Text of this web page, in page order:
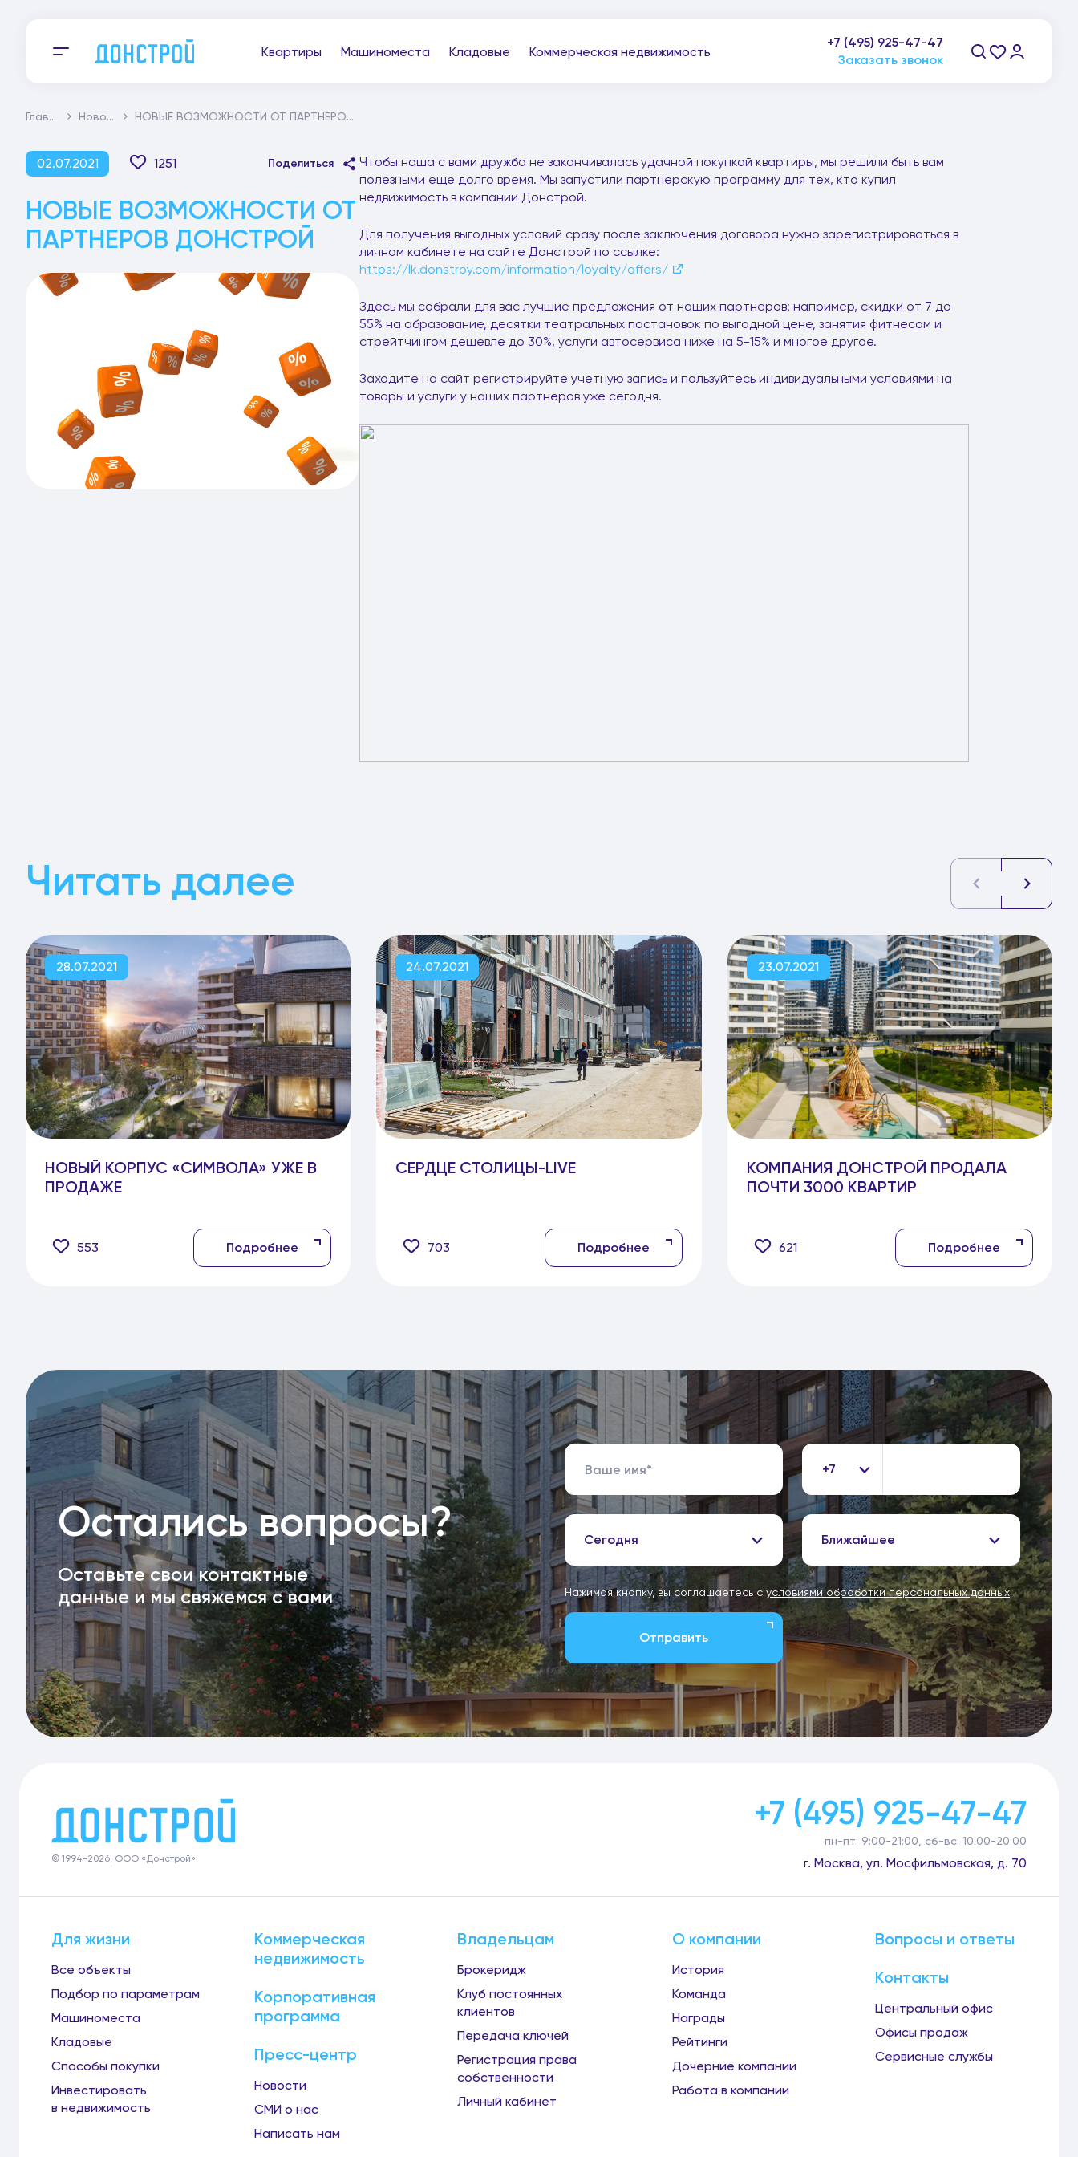
Квартиры Машиноместа Кладовые Коммерческая недвижимость
+7 (495) 925-47-47
пн-пт: 9:00-21:00, сб-вс: 10:00-20:00
Заказать звонок
Главная Новости НОВЫЕ ВОЗМОЖНОСТИ ОТ ПАРТНЕРОВ ДОНСТРОЙ
02.07.2021 1251 Поделиться
НОВЫЕ ВОЗМОЖНОСТИ ОТ
ПАРТНЕРОВ ДОНСТРОЙ
Чтобы наша с вами дружба не заканчивалась удачной покупкой квартиры, мы решили быть вам
полезными еще долго время. Мы запустили партнерскую программу для тех, кто купил
недвижимость в компании Донстрой.
Для получения выгодных условий сразу после заключения договора нужно зарегистрироваться в
личном кабинете на сайте Донстрой по ссылке:
https://lk.donstroy.com/information/loyalty/offers/
Здесь мы собрали для вас лучшие предложения от наших партнеров: например, скидки от 7 до
55% на образование, десятки театральных постановок по выгодной цене, занятия фитнесом и
стрейтчингом дешевле до 30%, услуги автосервиса ниже на 5-15% и многое другое.
Заходите на сайт регистрируйте учетную запись и пользуйтесь индивидуальными условиями на
товары и услуги у наших партнеров уже сегодня.
Читать далее
28.07.2021
НОВЫЙ КОРПУС «СИМВОЛА» УЖЕ В
ПРОДАЖЕ
553 Подробнее
24.07.2021
СЕРДЦЕ СТОЛИЦЫ-LIVE
703 Подробнее
23.07.2021
КОМПАНИЯ ДОНСТРОЙ ПРОДАЛА
ПОЧТИ 3000 КВАРТИР
621 Подробнее
Остались вопросы?
Оставьте свои контактные
данные и мы свяжемся с вами
+7
Сегодня Ближайшее
Нажимая кнопку, вы соглашаетесь с условиями обработки персональных данных
Отправить
© 1994-2026, ООО «Донстрой»
+7 (495) 925-47-47
пн-пт: 9:00-21:00, сб-вс: 10:00-20:00
г. Москва, ул. Мосфильмовская, д. 70
Для жизни
Все объекты
Подбор по параметрам
Машиноместа
Кладовые
Способы покупки
Инвестировать
в недвижимость
Коммерческая
недвижимость
Корпоративная
программа
Пресс-центр
Новости
СМИ о нас
Написать нам
Владельцам
Брокеридж
Клуб постоянных
клиентов
Передача ключей
Регистрация права
собственности
Личный кабинет
О компании
История
Команда
Награды
Рейтинги
Дочерние компании
Работа в компании
Вопросы и ответы
Контакты
Центральный офис
Офисы продаж
Сервисные службы